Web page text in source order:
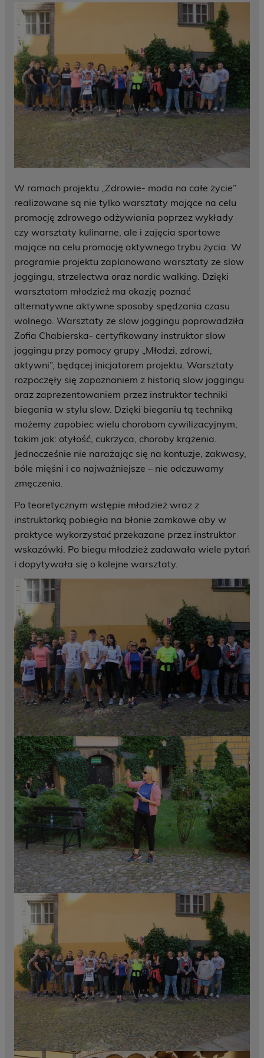
W ramach projektu „Zdrowie- moda na całe życie”
realizowane są nie tylko warsztaty mające na celu
promocję zdrowego odżywiania poprzez wykłady
czy warsztaty kulinarne, ale i zajęcia sportowe
mające na celu promocję aktywnego trybu życia. W
programie projektu zaplanowano warsztaty ze slow
joggingu, strzelectwa oraz nordic walking. Dzięki
warsztatom młodzież ma okazję poznać
alternatywne aktywne sposoby spędzania czasu
wolnego. Warsztaty ze slow joggingu poprowadziła
Zofia Chabierska- certyfikowany instruktor slow
joggingu przy pomocy grupy „Młodzi, zdrowi,
aktywni”, będącej inicjatorem projektu. Warsztaty
rozpoczęły się zapoznaniem z historią slow joggingu
oraz zaprezentowaniem przez instruktor techniki
biegania w stylu slow. Dzięki bieganiu tą techniką
możemy zapobiec wielu chorobom cywilizacyjnym,
takim jak: otyłość, cukrzyca, choroby krążenia.
Jednocześnie nie narażając się na kontuzje, zakwasy,
bóle mięśni i co najważniejsze – nie odczuwamy
zmęczenia.
Po teoretycznym wstępie młodzież wraz z
instruktorką pobiegła na błonie zamkowe aby w
praktyce wykorzystać przekazane przez instruktor
wskazówki. Po biegu młodzież zadawała wiele pytań
i dopytywała się o kolejne warsztaty.